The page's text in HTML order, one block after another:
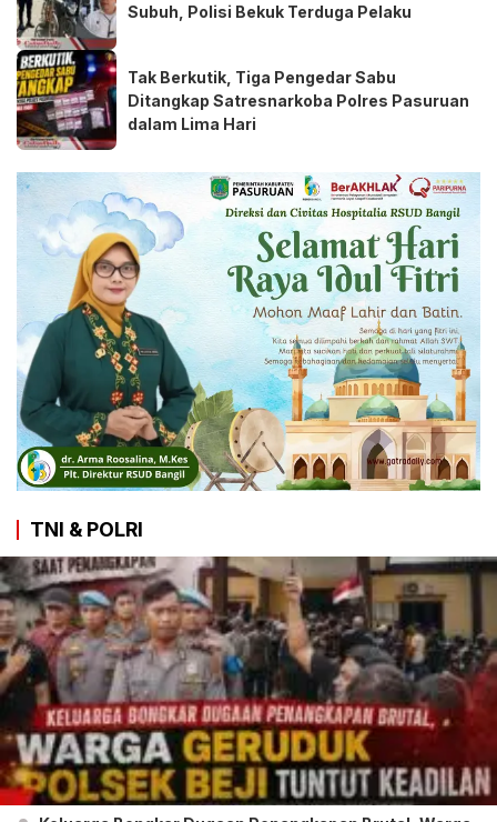
Subuh, Polisi Bekuk Terduga Pelaku
Tak Berkutik, Tiga Pengedar Sabu
Ditangkap Satresnarkoba Polres Pasuruan
dalam Lima Hari
TNI & POLRI